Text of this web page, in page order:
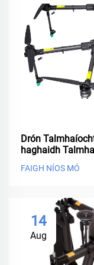
Drón
haghaidh
FAIGH NÍOS MÓ
14
Aug